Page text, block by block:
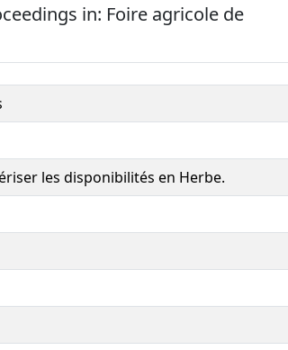
in: Foire agricole de
les disponibilités en Herbe.